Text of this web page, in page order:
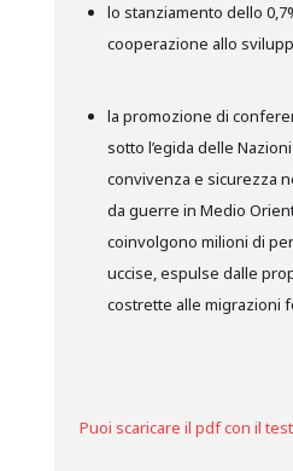
lo stanziamento dello
cooperazione allo
la promozione di
sotto l’egida delle
convivenza e sicurezza
da guerre in Medio
coinvolgono milioni di
uccise, espulse dalle
costrette alle migrazioni
Puoi scaricare il pdf con il